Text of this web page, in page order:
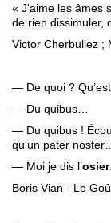
« J'aime les âmes
de rien dissimuler,
Victor Cherbuliez ;
— De quoi ?
— Du quibus…
— Du quibus !
qu’un pater
— Moi je dis l’osier
Boris Vian - Le